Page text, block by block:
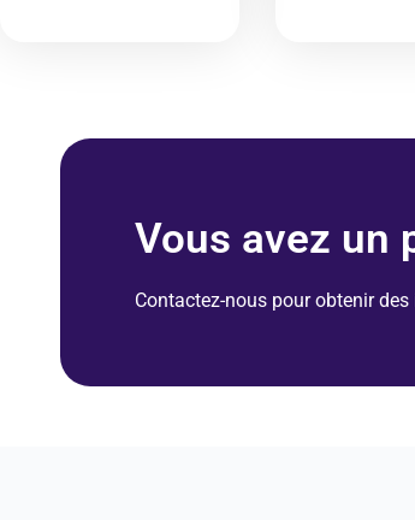
Vous avez un
Contactez-nous pour obtenir